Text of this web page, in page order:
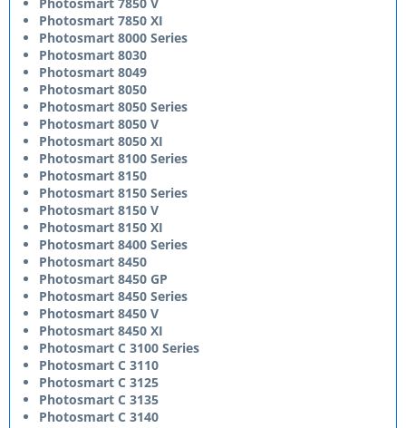
Photosmart 7850 XI
Photosmart 8000 Series
Photosmart 8030
Photosmart 8049
Photosmart 8050
Photosmart 8050 Series
Photosmart 8050 V
Photosmart 8050 XI
Photosmart 8100 Series
Photosmart 8150
Photosmart 8150 Series
Photosmart 8150 V
Photosmart 8150 XI
Photosmart 8400 Series
Photosmart 8450
Photosmart 8450 GP
Photosmart 8450 Series
Photosmart 8450 V
Photosmart 8450 XI
Photosmart C 3100 Series
Photosmart C 3110
Photosmart C 3125
Photosmart C 3135
Photosmart C 3140